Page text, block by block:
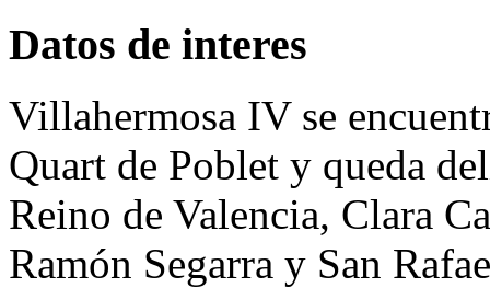
Datos de interes
Villahermosa IV se
Quart de Poblet y queda
Reino de Valencia, Clara
Ramón Segarra y San